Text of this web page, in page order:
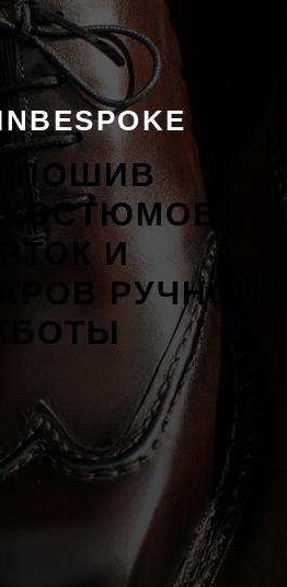
ПОШИВ
КОСТЮМОВ,
И
РУЧНОЙ